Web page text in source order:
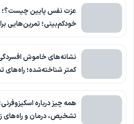
عزت نفس پایین چیست؟؛
خودکم‌بینی؛ تمرین‌هایی
نشانه‌های خاموش افسردگی
کمتر شناخته‌شده؛
همه چیز درباره
تشخیص، درمان و راه‌های